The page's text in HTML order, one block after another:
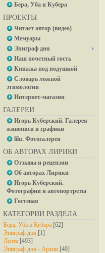
Бера, Уба и Кубера
ПРОЕКТЫ
Читает автор (видео)
Мемуары
Эпиграф дня
Наш почетный гость
Книжка под подушкой
Словарь ложной
этимологии
Интернет-магазин
ГАЛЕРЕИ
Игорь Куберский. Галерея
живописи и графики
lilu. Фотогалерея
ОБ АВТОРАХ ЛИРИКИ
Отзывы и рецензии
Об авторах Лирики
Игорь Куберский.
Фотографии и автопортреты
Гостевая
КАТЕГОРИИ РАЗДЕЛА
Бера, Уба и Кубера [62]
Эпиграф дня [1]
Лента [493]
Эпиграф дня - Архив [40]